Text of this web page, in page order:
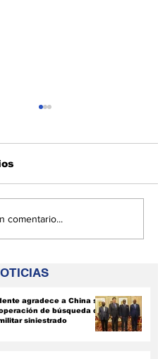
Ecuatorial
comentario...
agradece a China su
de búsqueda del
siniestrado